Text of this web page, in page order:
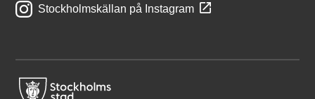
Stockholmskällan på Instagram